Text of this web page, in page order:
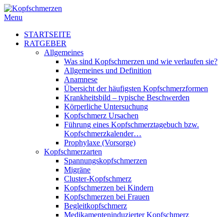
Menu
STARTSEITE
RATGEBER
Allgemeines
Was sind Kopfschmerzen und wie verlaufen sie?
Allgemeines und Definition
Anamnese
Übersicht der häufigsten Kopfschmerzformen
Krankheitsbild – typische Beschwerden
Körperliche Untersuchung
Kopfschmerz Ursachen
Führung eines Kopfschmerztagebuch bzw.
Kopfschmerzkalender…
Prophylaxe (Vorsorge)
Kopfschmerzarten
Spannungskopfschmerzen
Migräne
Cluster-Kopfschmerz
Kopfschmerzen bei Kindern
Kopfschmerzen bei Frauen
Begleitkopfschmerz
Medikamenteninduzierter Kopfschmerz